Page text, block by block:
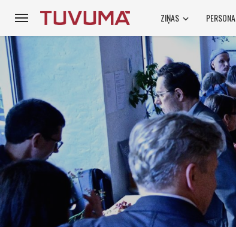
ZIŅAS